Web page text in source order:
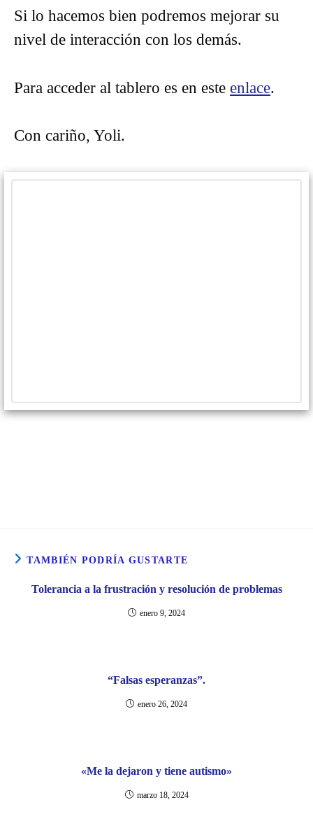
Si lo hacemos bien podremos mejorar su
nivel de interacción con los demás.
Para acceder al tablero es en este enlace.
Con cariño, Yoli.
TAMBIÉN PODRÍA GUSTARTE
Tolerancia a la frustración y resolución de problemas
enero 9, 2024
“Falsas esperanzas”.
enero 26, 2024
«Me la dejaron y tiene autismo»
marzo 18, 2024